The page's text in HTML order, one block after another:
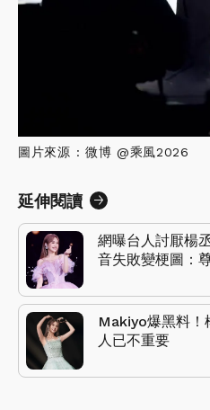
圖片來源 : 微博 @乘風2026
延伸閱讀
網曝台人討厭楊
音失敗變梗圖：
Makiyo爆黑料！
人已不重要